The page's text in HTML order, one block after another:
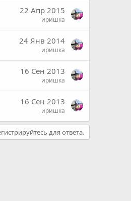
22 Апр 2015
иришка
24 Янв 2014
иришка
16 Сен 2013
иришка
16 Сен 2013
иришка
для ответа.